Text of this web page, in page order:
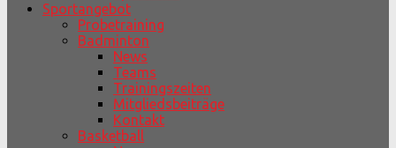
Sportangebot
Probetraining
Badminton
News
Teams
Trainingszeiten
Mitgliedsbeiträge
Kontakt
Basketball